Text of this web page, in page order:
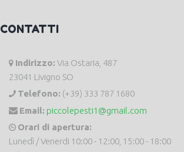
CONTATTI
Indirizzo: Via Ostaria, 487
23041 Livigno SO
Telefono: (+39) 333 787 1680
Email: piccolepesti1@gmail.com
Orari di apertura:
Lunedì / Venerdi 10:00 - 12:00, 15:00 - 18:00